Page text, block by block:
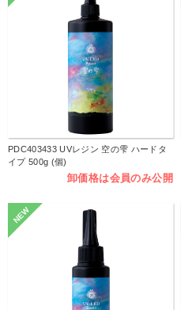
PDC403433 UVレジン 空の雫 ハードタ
イプ 500g (個)
卸価格は会員のみ公開
NEW